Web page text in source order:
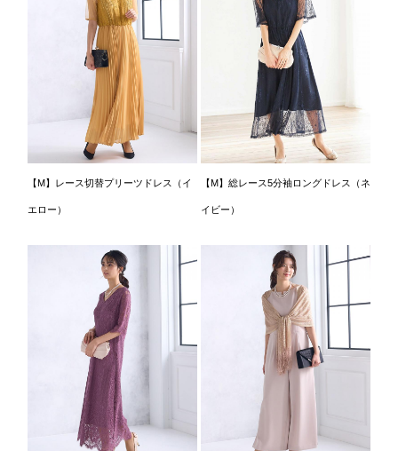
【M】レース切替プリーツドレス（イ
エロー）
【M】総レース5分袖ロングドレス（ネ
イビー）